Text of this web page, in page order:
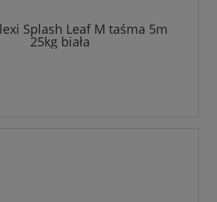
Splash Leaf M taśma 5m
25kg biała